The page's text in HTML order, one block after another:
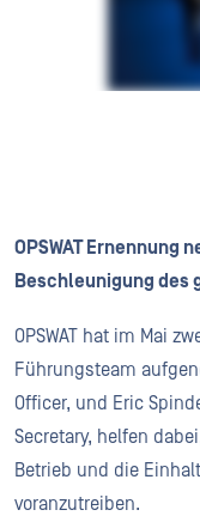
OPSWAT Ernennung
Beschleunigung des
OPSWAT hat im Mai
Führungsteam
Officer, und Eric
Secretary, helfen
Betrieb und die
voranzutreiben.